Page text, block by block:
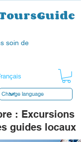
soin de
: Excursions
guides locaux